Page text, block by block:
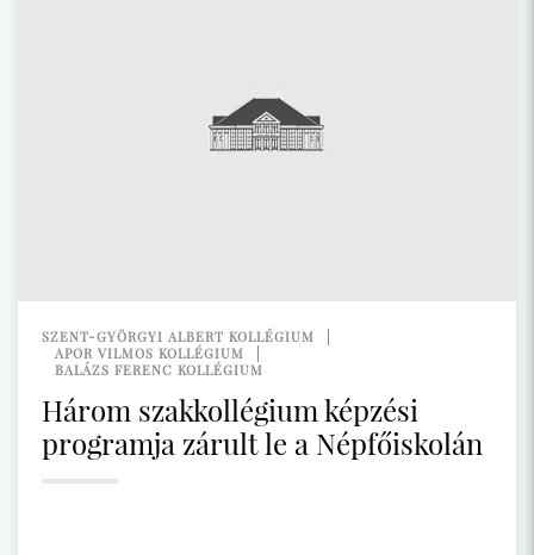
SZENT-GYÖRGYI ALBERT KOLLÉGIUM
APOR VILMOS KOLLÉGIUM
BALÁZS FERENC KOLLÉGIUM
Három szakkollégium képzési
programja zárult le a Népfőiskolán